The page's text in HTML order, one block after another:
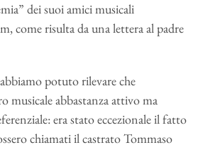
dei suoi amici musicali
come risulta da una lettera al padre
potuto rilevare che
musicale abbastanza attivo ma
era stato eccezionale il fatto
chiamati il castrato Tommaso